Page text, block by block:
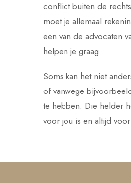
conflict buiten de
moet je allemaal
een van de advocaten
helpen je graag.
Soms kan het niet
of vanwege
te hebben. Die helder
voor jou is en altijd